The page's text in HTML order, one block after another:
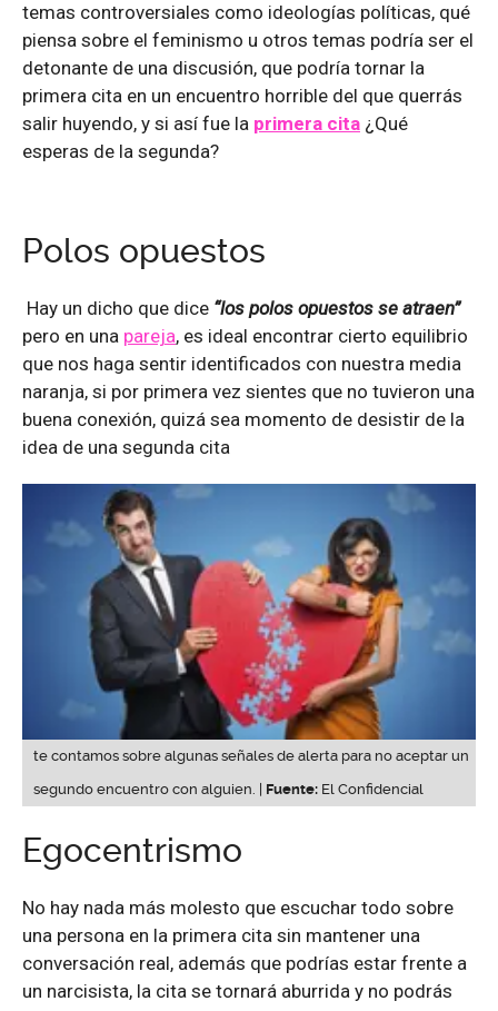
temas controversiales como ideologías políticas, qué
piensa sobre el feminismo u otros temas podría ser el
detonante de una discusión, que podría tornar la
primera cita en un encuentro horrible del que querrás
salir huyendo, y si así fue la primera cita ¿Qué
esperas de la segunda?
Polos opuestos
Hay un dicho que dice “los polos opuestos se atraen”
pero en una pareja, es ideal encontrar cierto equilibrio
que nos haga sentir identificados con nuestra media
naranja, si por primera vez sientes que no tuvieron una
buena conexión, quizá sea momento de desistir de la
idea de una segunda cita
te contamos sobre algunas señales de alerta para no aceptar un
segundo encuentro con alguien. | Fuente: El Confidencial
Egocentrismo
No hay nada más molesto que escuchar todo sobre
una persona en la primera cita sin mantener una
conversación real, además que podrías estar frente a
un narcisista, la cita se tornará aburrida y no podrás